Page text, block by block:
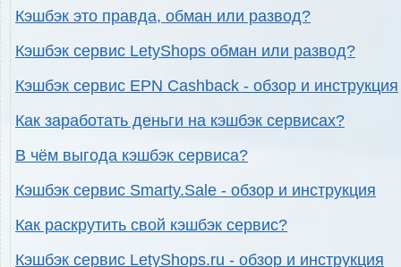
Кэшбэк это правда, обман или развод?
Кэшбэк сервис LetyShops обман или развод?
Кэшбэк сервис EPN Cashback - обзор и инструкция
Как заработать деньги на кэшбэк сервисах?
В чём выгода кэшбэк сервиса?
Кэшбэк сервис Smarty.Sale - обзор и инструкция
Как раскрутить свой кэшбэк сервис?
Кэшбэк сервис LetyShops.ru - обзор и инструкция